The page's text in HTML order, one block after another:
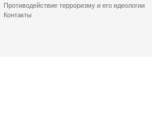
Противодействие терроризму и его идеологии
Контакты